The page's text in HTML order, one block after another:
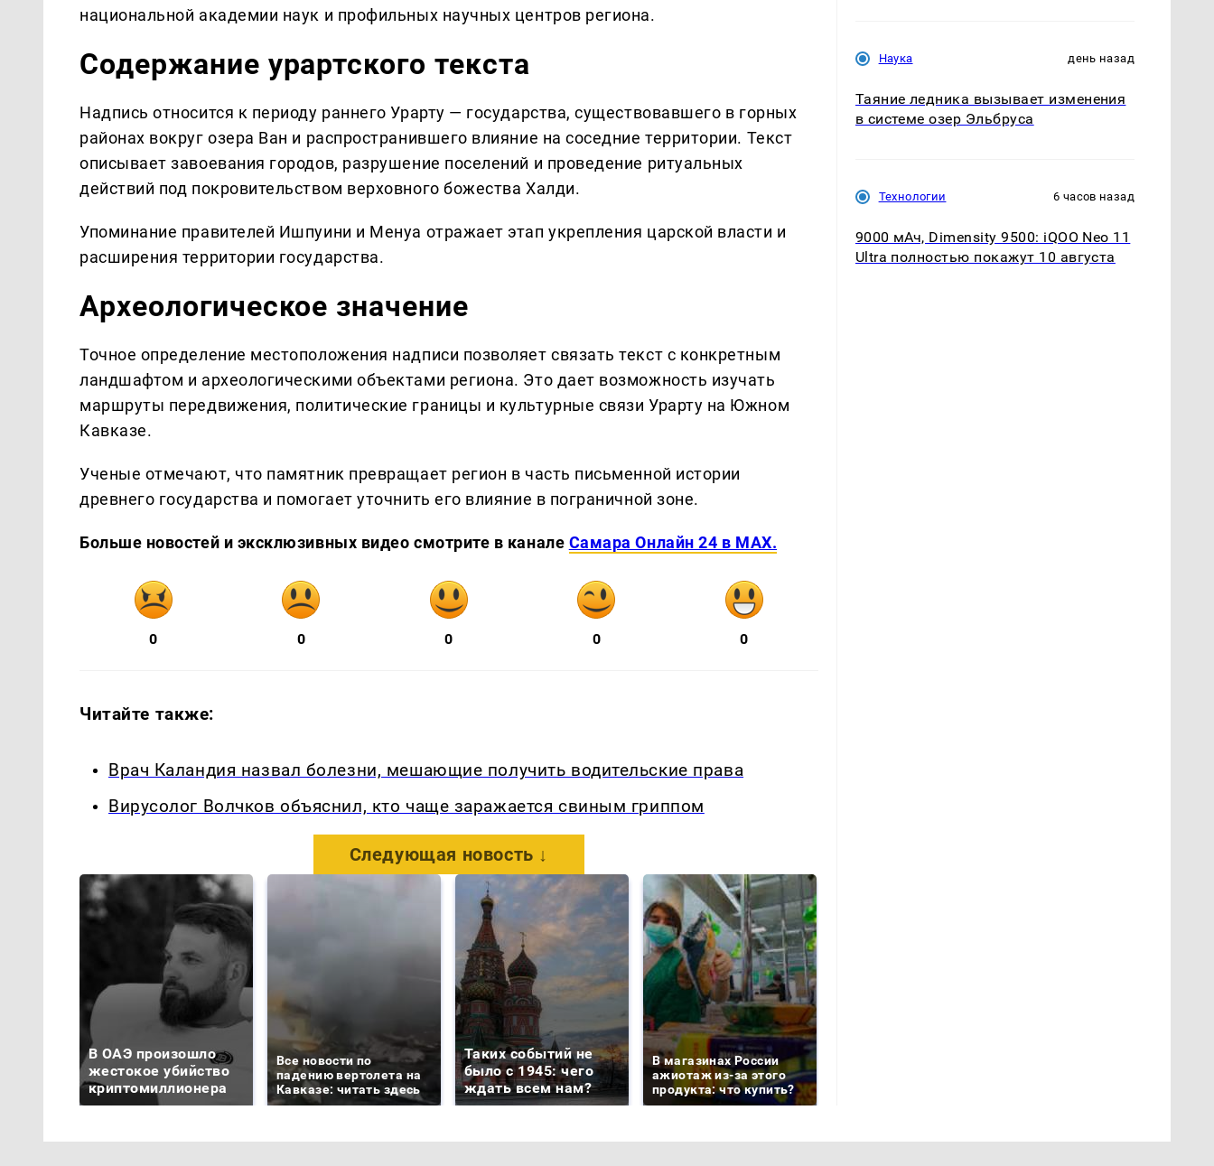
национальной академии наук и профильных научных центров региона.
Содержание урартского текста
Надпись относится к периоду раннего Урарту — государства, существовавшего в горных
районах вокруг озера Ван и распространившего влияние на соседние территории. Текст
описывает завоевания городов, разрушение поселений и проведение ритуальных
действий под покровительством верховного божества Халди.
Упоминание правителей Ишпуини и Менуа отражает этап укрепления царской власти и
расширения территории государства.
Археологическое значение
Точное определение местоположения надписи позволяет связать текст с конкретным
ландшафтом и археологическими объектами региона. Это дает возможность изучать
маршруты передвижения, политические границы и культурные связи Урарту на Южном
Кавказе.
Ученые отмечают, что памятник превращает регион в часть письменной истории
древнего государства и помогает уточнить его влияние в пограничной зоне.
Больше новостей и эксклюзивных видео смотрите в канале Самара Онлайн 24 в MAX.
0 0 0 0 0
Читайте также:
Врач Каландия назвал болезни, мешающие получить водительские права
Вирусолог Волчков объяснил, кто чаще заражается свиным гриппом
Следующая новость ↓
В ОАЭ произошло
жестокое убийство
криптомиллионера
Все новости по
падению вертолета на
Кавказе: читать здесь
Таких событий не
было с 1945: чего
ждать всем нам?
В магазинах России
ажиотаж из-за этого
продукта: что купить?
Наука день назад
Таяние ледника вызывает изменения
в системе озер Эльбруса
Технологии 6 часов назад
9000 мАч, Dimensity 9500: iQOO Neo 11
Ultra полностью покажут 10 августа